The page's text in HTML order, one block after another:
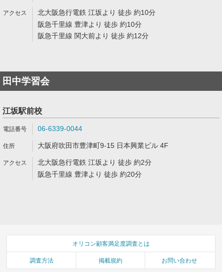
北大阪急行電鉄 江坂より 徒歩 約10分
阪急千里線 豊津より 徒歩 約10分
阪急千里線 関大前より 徒歩 約12分
田中学習会
江坂駅前校
06-6339-0044
大阪府吹田市豊津町9-15 日本興業ビル 4F
北大阪急行電鉄 江坂より 徒歩 約2分
阪急千里線 豊津より 徒歩 約20分
オリコン顧客満足度調査とは
調査方法 掲載規約 お問い合わせ